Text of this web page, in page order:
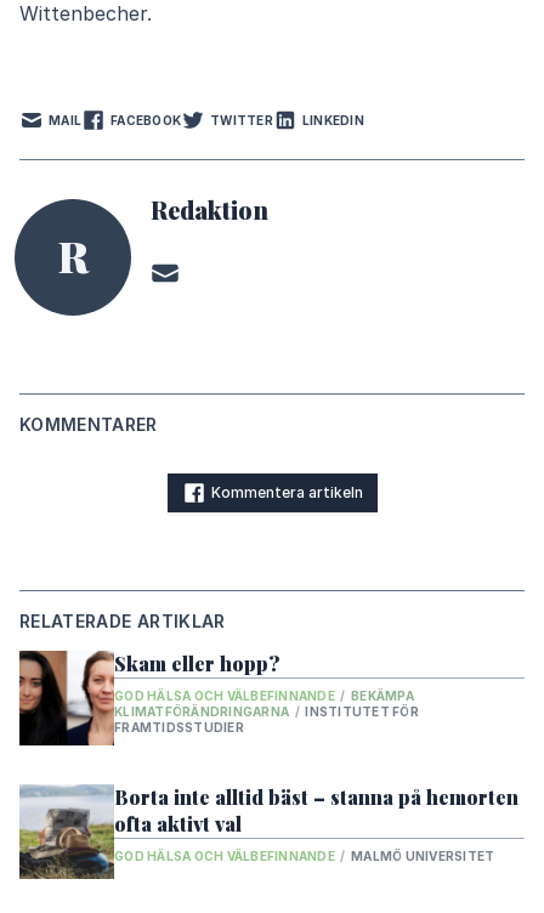
Wittenbecher.
MAIL FACEBOOK TWITTER LINKEDIN
R
Redaktion
KOMMENTARER
Kommentera artikeln
RELATERADE ARTIKLAR
Skam eller hopp?
GOD HÄLSA OCH VÄLBEFINNANDE / BEKÄMPA
KLIMATFÖRÄNDRINGARNA / INSTITUTET FÖR
FRAMTIDSSTUDIER
Borta inte alltid bäst – stanna på hemorten
ofta aktivt val
GOD HÄLSA OCH VÄLBEFINNANDE / MALMÖ UNIVERSITET